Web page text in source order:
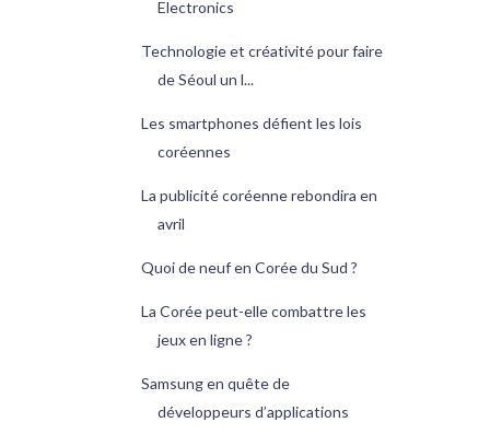
Electronics
Technologie et créativité pour faire
de Séoul un l...
Les smartphones défient les lois
coréennes
La publicité coréenne rebondira en
avril
Quoi de neuf en Corée du Sud ?
La Corée peut-elle combattre les
jeux en ligne ?
Samsung en quête de
développeurs d’applications